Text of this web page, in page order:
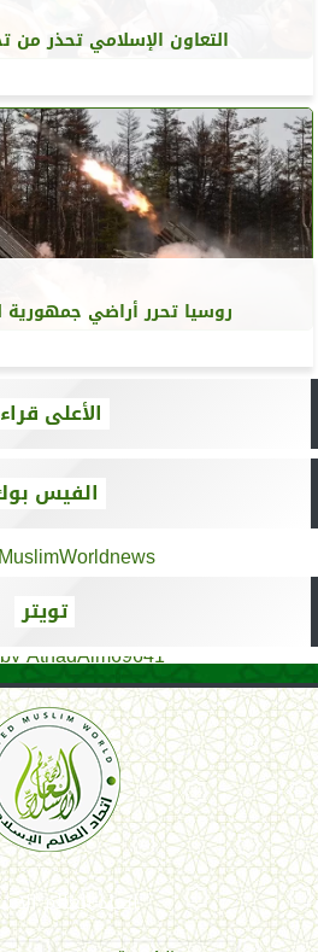
التعاون الإسلامي تحذر من
روسيا تحرر أراضي جمهورية
الأعلى
الفيس
تويتر
AthadAlm69641
اتحاد العالم